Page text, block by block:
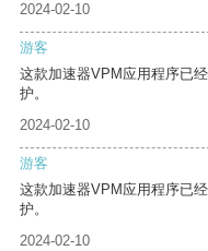
2024-02-10
游客
这款加速器VPM应用程序已
护。
2024-02-10
游客
这款加速器VPM应用程序已
护。
2024-02-10